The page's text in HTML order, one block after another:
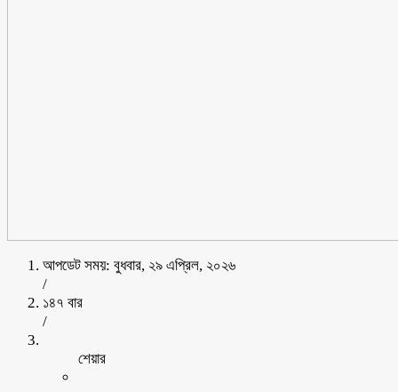
আপডেট সময়: বুধবার, ২৯ এপ্রিল, ২০২৬
/
১৪৭ বার
/
শেয়ার